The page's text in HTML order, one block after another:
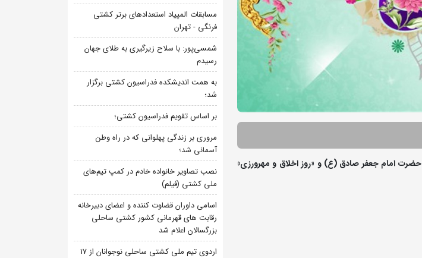
و حضرت امام جعفر صادق (ع) و «روز اخلاق و مهرورزی»
مسابقات المپیاد استعدادهای برتر کشتی
فرنگی - تهران
شمسی‌پور: با سلاح زیرگیری به طلای جهان
رسیدم
به همت اندیشکده فدراسیون کشتی برگزار
شد؛
بر اساس تقویم فدراسیون کشتی؛
مروری بر زندگی پهلوانی که در راه وطن
آسمانی شد؛
نصب تصاویر خانواده خادم در کمپ تیم‌های
ملی کشتی (فیلم)
اسامی داوران قضاوت کننده و اعضای دبیرخانه
رقابت های قهرمانی کشور کشتی ساحلی
بزرگسالان اعلام شد
اردوی تیم ملی کشتی ساحلی نوجوانان از 17